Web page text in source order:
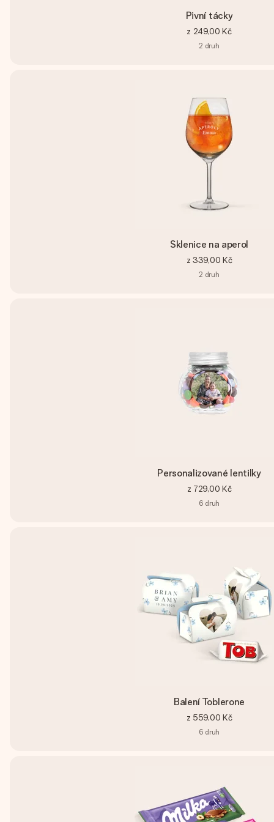
Pivní tácky
z 249,00 Kč
2 druh
Sklenice na aperol
z 339,00 Kč
2 druh
Personalizované lentilky
z 729,00 Kč
6 druh
Balení Toblerone
z 559,00 Kč
6 druh